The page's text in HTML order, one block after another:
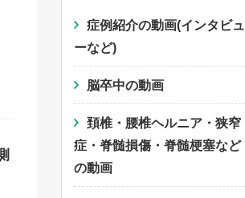
症例紹介の動画(インタビュ
ーなど)
脳卒中の動画
頚椎・腰椎ヘルニア・狭窄
症・脊髄損傷・脊髄梗塞など
の動画